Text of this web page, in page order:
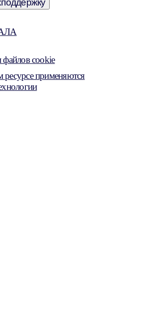
файлов cookie
применяются